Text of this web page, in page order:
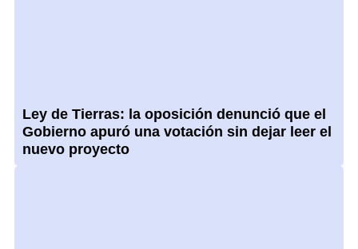
Ley de Tierras: la oposición denunció que el
Gobierno apuró una votación sin dejar leer el
nuevo proyecto